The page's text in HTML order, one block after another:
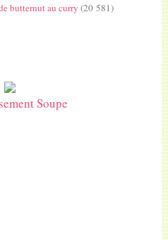
butternut au curry (20 581)
Soupe